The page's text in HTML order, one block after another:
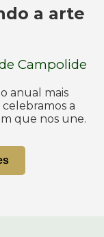
a arte
Campolide
anual mais
a
que nos une.